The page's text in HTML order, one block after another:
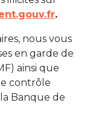
.
nous vous
en garde de
ainsi que
contrôle
Banque de